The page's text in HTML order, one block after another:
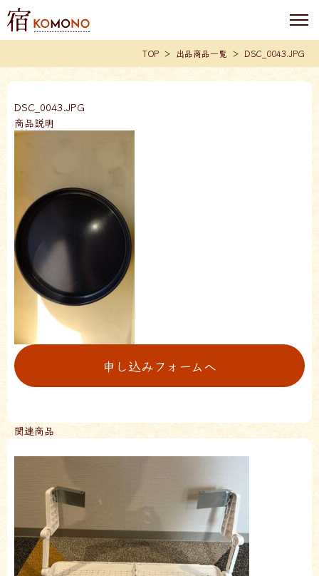
TOP 出品商品一覧 DSC_0043.JPG
DSC_0043.JPG
商品説明
申し込みフォームへ
関連商品